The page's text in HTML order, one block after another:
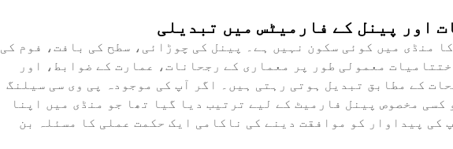
اور پینل کے فارمیٹس میں تبدیلی
منڈی میں کوئی سکون نہیں ہے۔ پینل کی چوڑائی، سطح کی بافت، فوم کی
معمولی طور پر معماری کے رجحانات، عمارت کے ضوابط، اور
کے مطابق تبدیل ہوتی رہتی ہیں۔ اگر آپ کی موجودہ پی وی سی سیلنگ
کسی مخصوص پینل فارمیٹ کے لیے ترتیب دیا گیا تھا جو منڈی میں اپنا
کی پیداوار کو موافقت دینے کی ناکامی ایک حکمت عملی کا مسئلہ بن